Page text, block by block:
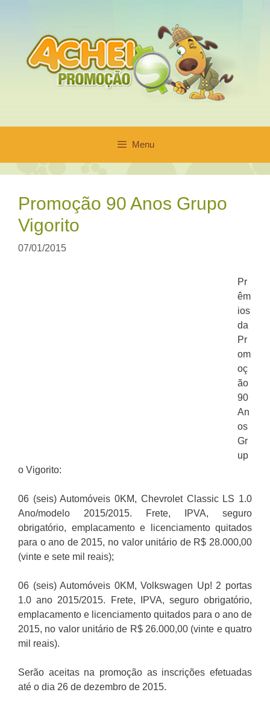
conteúdo
Menu
Promoção 90 Anos Grupo
Vigorito
07/01/2015
Pr
êm
ios
da
Pr
om
oç
ão
90
An
os
Gr
up
o Vigorito:
06 (seis) Automóveis 0KM, Chevrolet Classic LS 1.0
Ano/modelo 2015/2015. Frete, IPVA, seguro
obrigatório, emplacamento e licenciamento quitados
para o ano de 2015, no valor unitário de R$ 28.000,00
(vinte e sete mil reais);
06 (seis) Automóveis 0KM, Volkswagen Up! 2 portas
1.0 ano 2015/2015. Frete, IPVA, seguro obrigatório,
emplacamento e licenciamento quitados para o ano de
2015, no valor unitário de R$ 26.000,00 (vinte e quatro
mil reais).
Serão aceitas na promoção as inscrições efetuadas
até o dia 26 de dezembro de 2015.